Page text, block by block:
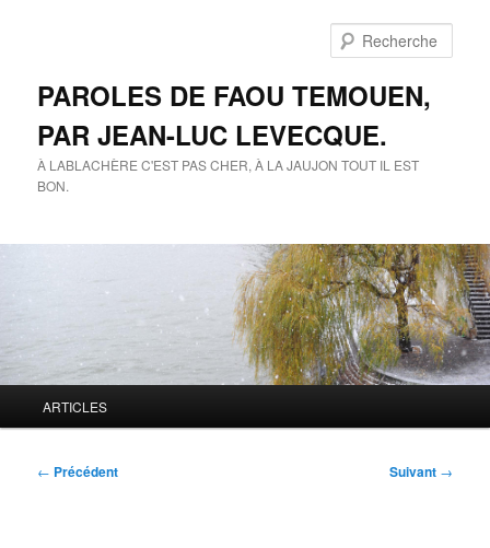
PAROLES DE FAOU TEMOUEN,
PAR JEAN-LUC LEVECQUE.
À LABLACHÈRE C'EST PAS CHER, À LA JAUJON TOUT IL EST
BON.
principal
ARTICLES
Navigation
← Précédent Suivant →